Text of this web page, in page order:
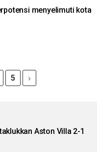
menyelimuti kota
5
Aston Villa 2-1